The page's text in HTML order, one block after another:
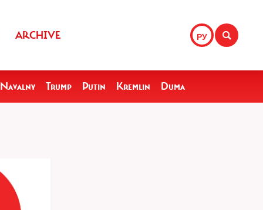
РУ
ARCHIVE
Navalny Trump Putin Kremlin Duma